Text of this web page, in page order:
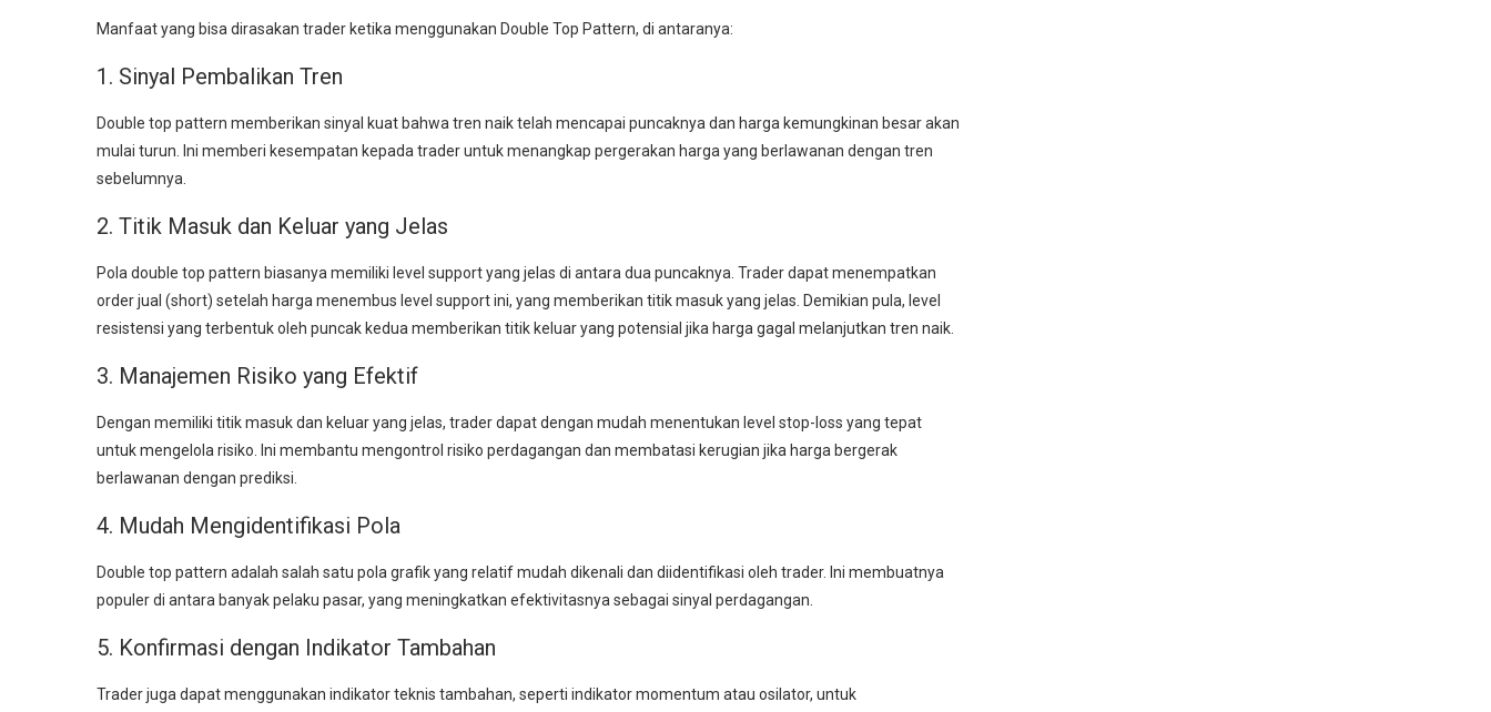
Manfaat yang bisa dirasakan trader ketika menggunakan Double Top Pattern, di antaranya:
1. Sinyal Pembalikan Tren
Double top pattern memberikan sinyal kuat bahwa tren naik telah mencapai puncaknya dan harga kemungkinan besar akan
mulai turun. Ini memberi kesempatan kepada trader untuk menangkap pergerakan harga yang berlawanan dengan tren
sebelumnya.
2. Titik Masuk dan Keluar yang Jelas
Pola double top pattern biasanya memiliki level support yang jelas di antara dua puncaknya. Trader dapat menempatkan
order jual (short) setelah harga menembus level support ini, yang memberikan titik masuk yang jelas. Demikian pula, level
resistensi yang terbentuk oleh puncak kedua memberikan titik keluar yang potensial jika harga gagal melanjutkan tren naik.
3. Manajemen Risiko yang Efektif
Dengan memiliki titik masuk dan keluar yang jelas, trader dapat dengan mudah menentukan level stop-loss yang tepat
untuk mengelola risiko. Ini membantu mengontrol risiko perdagangan dan membatasi kerugian jika harga bergerak
berlawanan dengan prediksi.
4. Mudah Mengidentifikasi Pola
Double top pattern adalah salah satu pola grafik yang relatif mudah dikenali dan diidentifikasi oleh trader. Ini membuatnya
populer di antara banyak pelaku pasar, yang meningkatkan efektivitasnya sebagai sinyal perdagangan.
5. Konfirmasi dengan Indikator Tambahan
Trader juga dapat menggunakan indikator teknis tambahan, seperti indikator momentum atau osilator, untuk